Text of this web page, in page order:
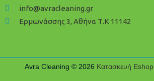
info@avracleaning.gr
Ερμωνάσσης 3, Αθήνα Τ.Κ 11142
Avra Cleaning © 2026 Κατασκευή Eshop